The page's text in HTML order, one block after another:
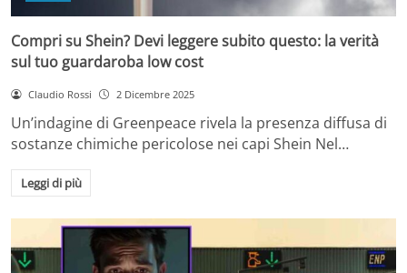
Compri su Shein? Devi leggere subito questo: la verità
sul tuo guardaroba low cost
Claudio Rossi 2 Dicembre 2025
Un’indagine di Greenpeace rivela la presenza diffusa di
sostanze chimiche pericolose nei capi Shein Nel…
Leggi di più